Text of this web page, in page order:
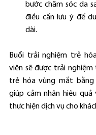
bước chăm sóc da
điều cần lưu ý để
dài.
Buổi trải nghiệm trẻ
viên sẽ được trải
trẻ hóa vùng mắt bằng
giúp cảm nhận hiệu
thực hiện dịch vụ cho